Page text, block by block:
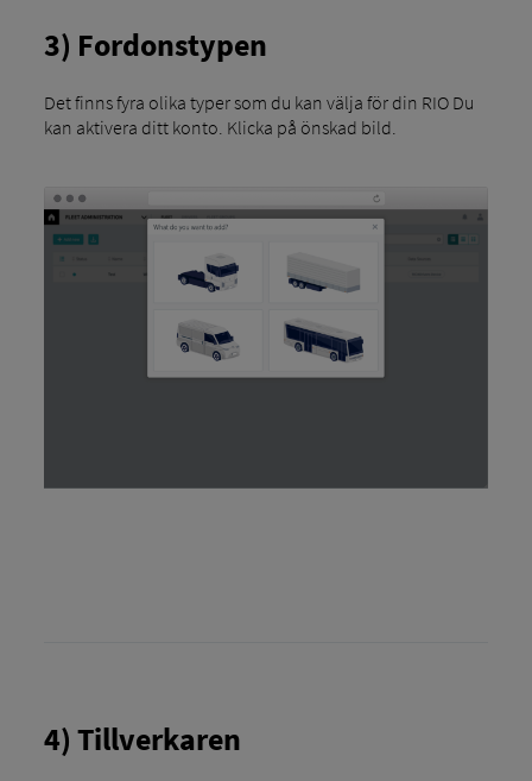
3) Fordonstypen
Det finns fyra olika typer som du kan välja för din RIO Du
kan aktivera ditt konto. Klicka på önskad bild.
4) Tillverkaren